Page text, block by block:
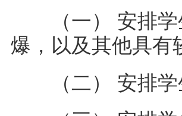
（一） 安排学
爆，以及其他具
（二） 安排学